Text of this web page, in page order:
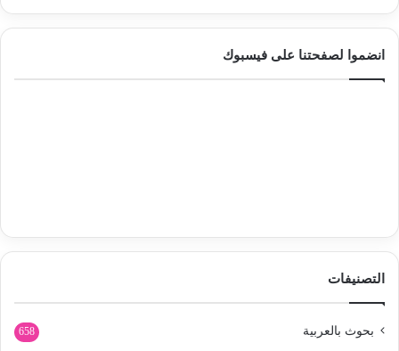
انضموا لصفحتنا على فيسبوك
التصنيفات
بحوث بالعربية 658